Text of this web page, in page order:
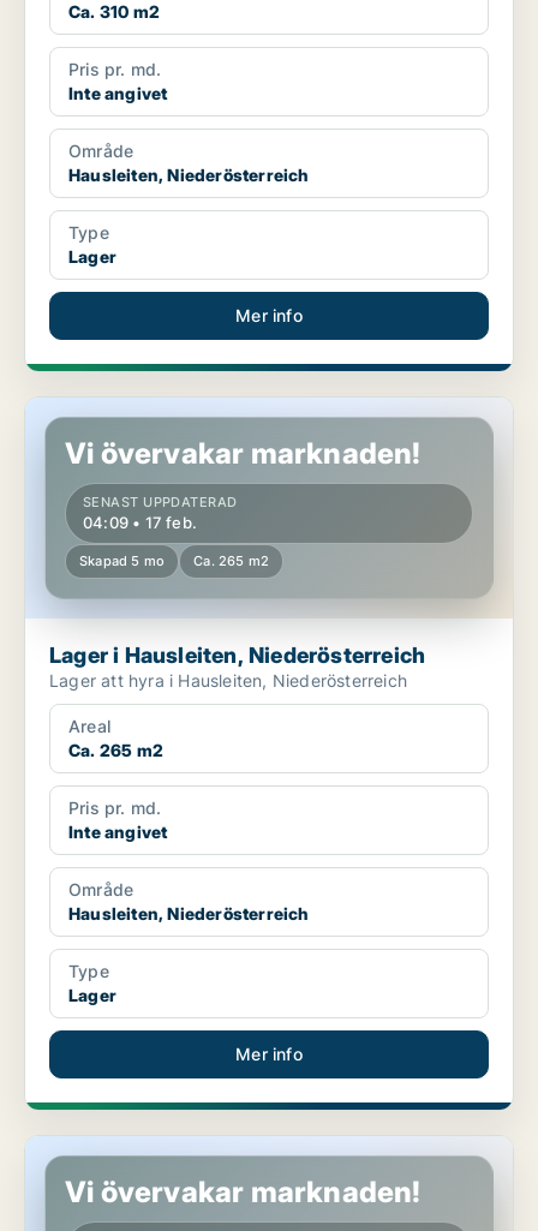
Ca. 310 m2
Pris pr. md.
Inte angivet
Område
Hausleiten, Niederösterreich
Type
Lager
Mer info
Lager i Hausleiten, Niederösterreich
Vi övervakar marknaden!
SENAST UPPDATERAD
04:09 • 17 feb.
Skapad 5 mo Ca. 265 m2
Lager i Hausleiten, Niederösterreich
Lager att hyra i Hausleiten, Niederösterreich
Areal
Ca. 265 m2
Pris pr. md.
Inte angivet
Område
Hausleiten, Niederösterreich
Type
Lager
Mer info
Lager i Hausleiten, Niederösterreich
Vi övervakar marknaden!